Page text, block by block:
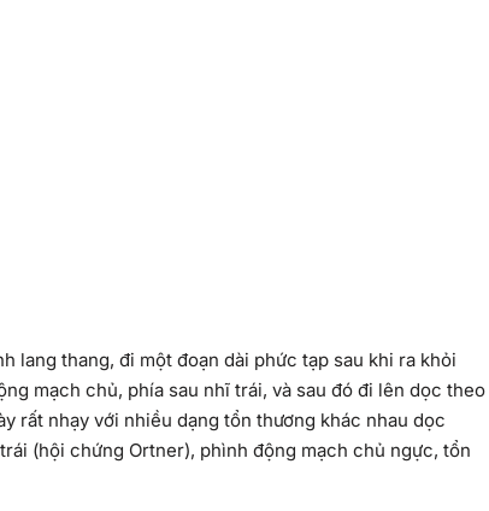
lang thang, đi một đoạn dài phức tạp sau khi ra khỏi
mạch chủ, phía sau nhĩ trái, và sau đó đi lên dọc theo
rất nhạy với nhiều dạng tổn thương khác nhau dọc
(hội chứng Ortner), phình động mạch chủ ngực, tổn